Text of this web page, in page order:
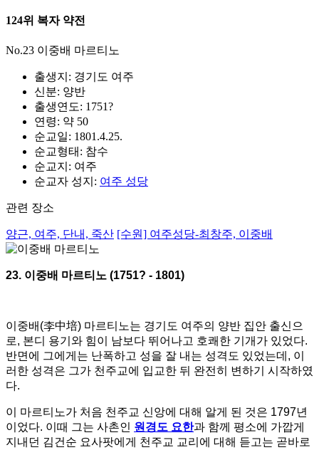
124위 복자 약전
No.23 이중배 마르티노
출생지: 경기도 여주
신분: 양반
출생연도: 1751?
연령: 약 50
순교일: 1801.4.25.
순교형태: 참수
순교지: 여주
순교자 성지: 여주 성당
관련 장소
양근, 여주, 단내, 죽산 [수원] 여주성당-최창주, 이중배
23. 이중배 마르티노 (1751? - 1801)
이중배(李中培) 마르티노는 경기도 여주의 양반 집안 출신으
로, 본디 용기와 힘이 남보다 뛰어나고 호쾌한 기개가 있었다.
반면에 그에게는 난폭하고 성을 잘 내는 성격도 있었는데, 이
러한 성격은 그가 천주교에 입교한 뒤 완전히 변하기 시작하였
다.
이 마르티노가 처음 천주교 신앙에 대해 알게 된 것은 1797년
이었다. 이때 그는 사촌인 원경도 요한과 함께 평소에 가깝게
지내던 김건순 요사팟에게 천주교 교리에 대해 듣고는 곧바로